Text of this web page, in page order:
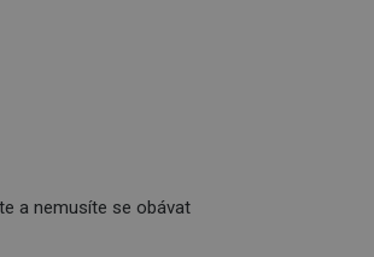
a nemusíte se obávat